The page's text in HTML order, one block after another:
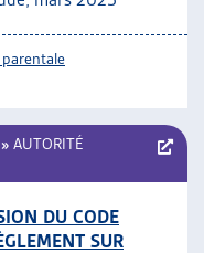
» AUTORITÉ
DU CODE
SUR